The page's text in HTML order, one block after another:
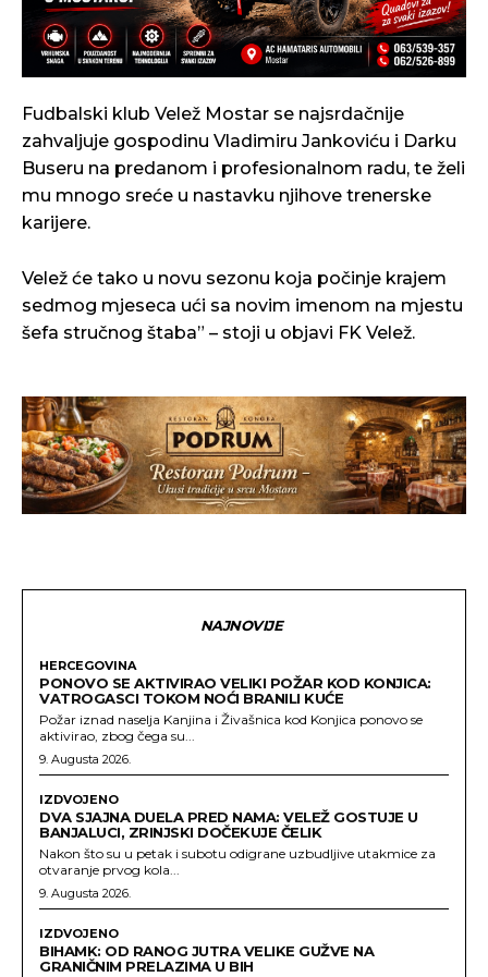
Fudbalski klub Velež Mostar se najsrdačnije
zahvaljuje gospodinu Vladimiru Jankoviću i Darku
Buseru na predanom i profesionalnom radu, te želi
mu mnogo sreće u nastavku njihove trenerske
karijere.
Velež će tako u novu sezonu koja počinje krajem
sedmog mjeseca ući sa novim imenom na mjestu
šefa stručnog štaba” – stoji u objavi FK Velež.
NAJNOVIJE
HERCEGOVINA
PONOVO SE AKTIVIRAO VELIKI POŽAR KOD KONJICA:
VATROGASCI TOKOM NOĆI BRANILI KUĆE
Požar iznad naselja Kanjina i Živašnica kod Konjica ponovo se
aktivirao, zbog čega su...
9. Augusta 2026.
IZDVOJENO
DVA SJAJNA DUELA PRED NAMA: VELEŽ GOSTUJE U
BANJALUCI, ZRINJSKI DOČEKUJE ČELIK
Nakon što su u petak i subotu odigrane uzbudljive utakmice za
otvaranje prvog kola...
9. Augusta 2026.
IZDVOJENO
BIHAMK: OD RANOG JUTRA VELIKE GUŽVE NA
GRANIČNIM PRELAZIMA U BIH